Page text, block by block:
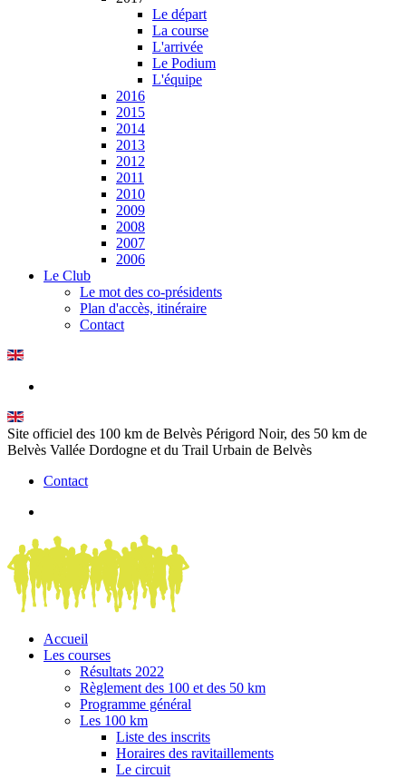
Le départ
La course
L'arrivée
Le Podium
L'équipe
2016
2015
2014
2013
2012
2011
2010
2009
2008
2007
2006
Le Club
Le mot des co-présidents
Plan d'accès, itinéraire
Contact
Site officiel des 100 km de Belvès Périgord Noir, des 50 km de
Belvès Vallée Dordogne et du Trail Urbain de Belvès
Contact
Accueil
Les courses
Résultats 2022
Règlement des 100 et des 50 km
Programme général
Les 100 km
Liste des inscrits
Horaires des ravitaillements
Le circuit